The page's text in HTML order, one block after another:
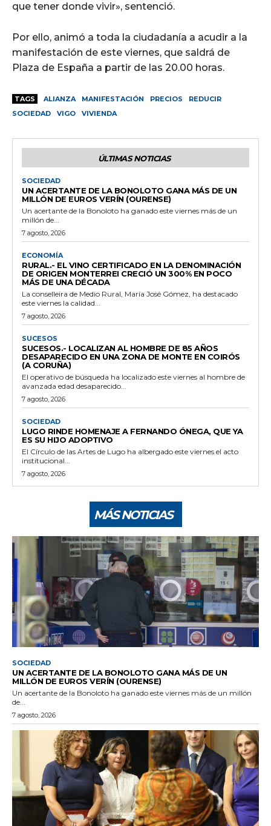
que tener donde vivir», sentenció.
Por ello, animó a toda la ciudadanía a acudir a la
manifestación de este viernes, que saldrá de
Plaza de España a partir de las 20.00 horas.
TAGS ALIANZA MANIFESTACIÓN PRECIOS
REDUCIR
SOCIEDAD
VIGO VIVIENDA
ÚLTIMAS NOTICIAS
SOCIEDAD
UN ACERTANTE DE LA BONOLOTO GANA MÁS DE UN
MILLÓN DE EUROS VERÍN (OURENSE)
Un acertante de la Bonoloto ha ganado este viernes más de un
millón de...
7 agosto, 2026
ECONOMÍA
RURAL.- EL VINO CERTIFICADO EN LA DENOMINACIÓN
DE ORIGEN MONTERREI CRECIÓ UN 300% EN POCO
MÁS DE UNA DÉCADA
La conselleira de Medio Rural, María José Gómez, ha destacado
este viernes la calidad...
7 agosto, 2026
SUCESOS
SUCESOS.- LOCALIZAN AL HOMBRE DE 85 AÑOS
DESAPARECIDO EN UNA ZONA DE MONTE EN COIRÓS
(A CORUÑA)
El operativo de búsqueda ha localizado este viernes al hombre de
avanzada edad desaparecido...
7 agosto, 2026
SOCIEDAD
LUGO RINDE HOMENAJE A FERNANDO ÓNEGA, QUE YA
ES SU HIJO ADOPTIVO
El Círculo de las Artes de Lugo ha albergado este viernes el acto
institucional...
7 agosto, 2026
MÁS NOTICIAS
SOCIEDAD
UN ACERTANTE DE LA BONOLOTO GANA MÁS DE UN
MILLÓN DE EUROS VERÍN (OURENSE)
Un acertante de la Bonoloto ha ganado este viernes más de un millón
de...
7 agosto, 2026